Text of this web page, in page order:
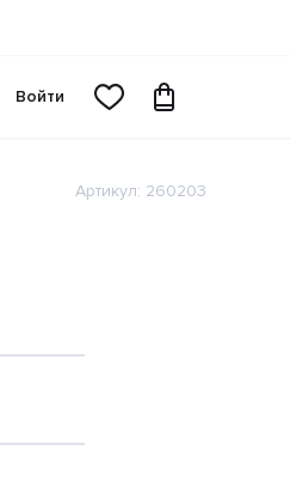
Войти
Артикул: 260203